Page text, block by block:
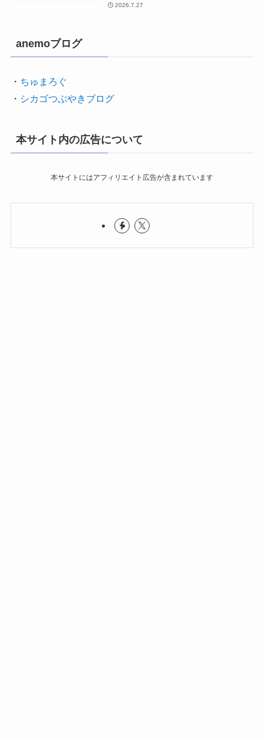
2026.7.27
anemoブログ
・ ちゅまろぐ
・ シカゴつぶやきブログ
本サイト内の広告について
本サイトにはアフィリエイト広告が含まれています